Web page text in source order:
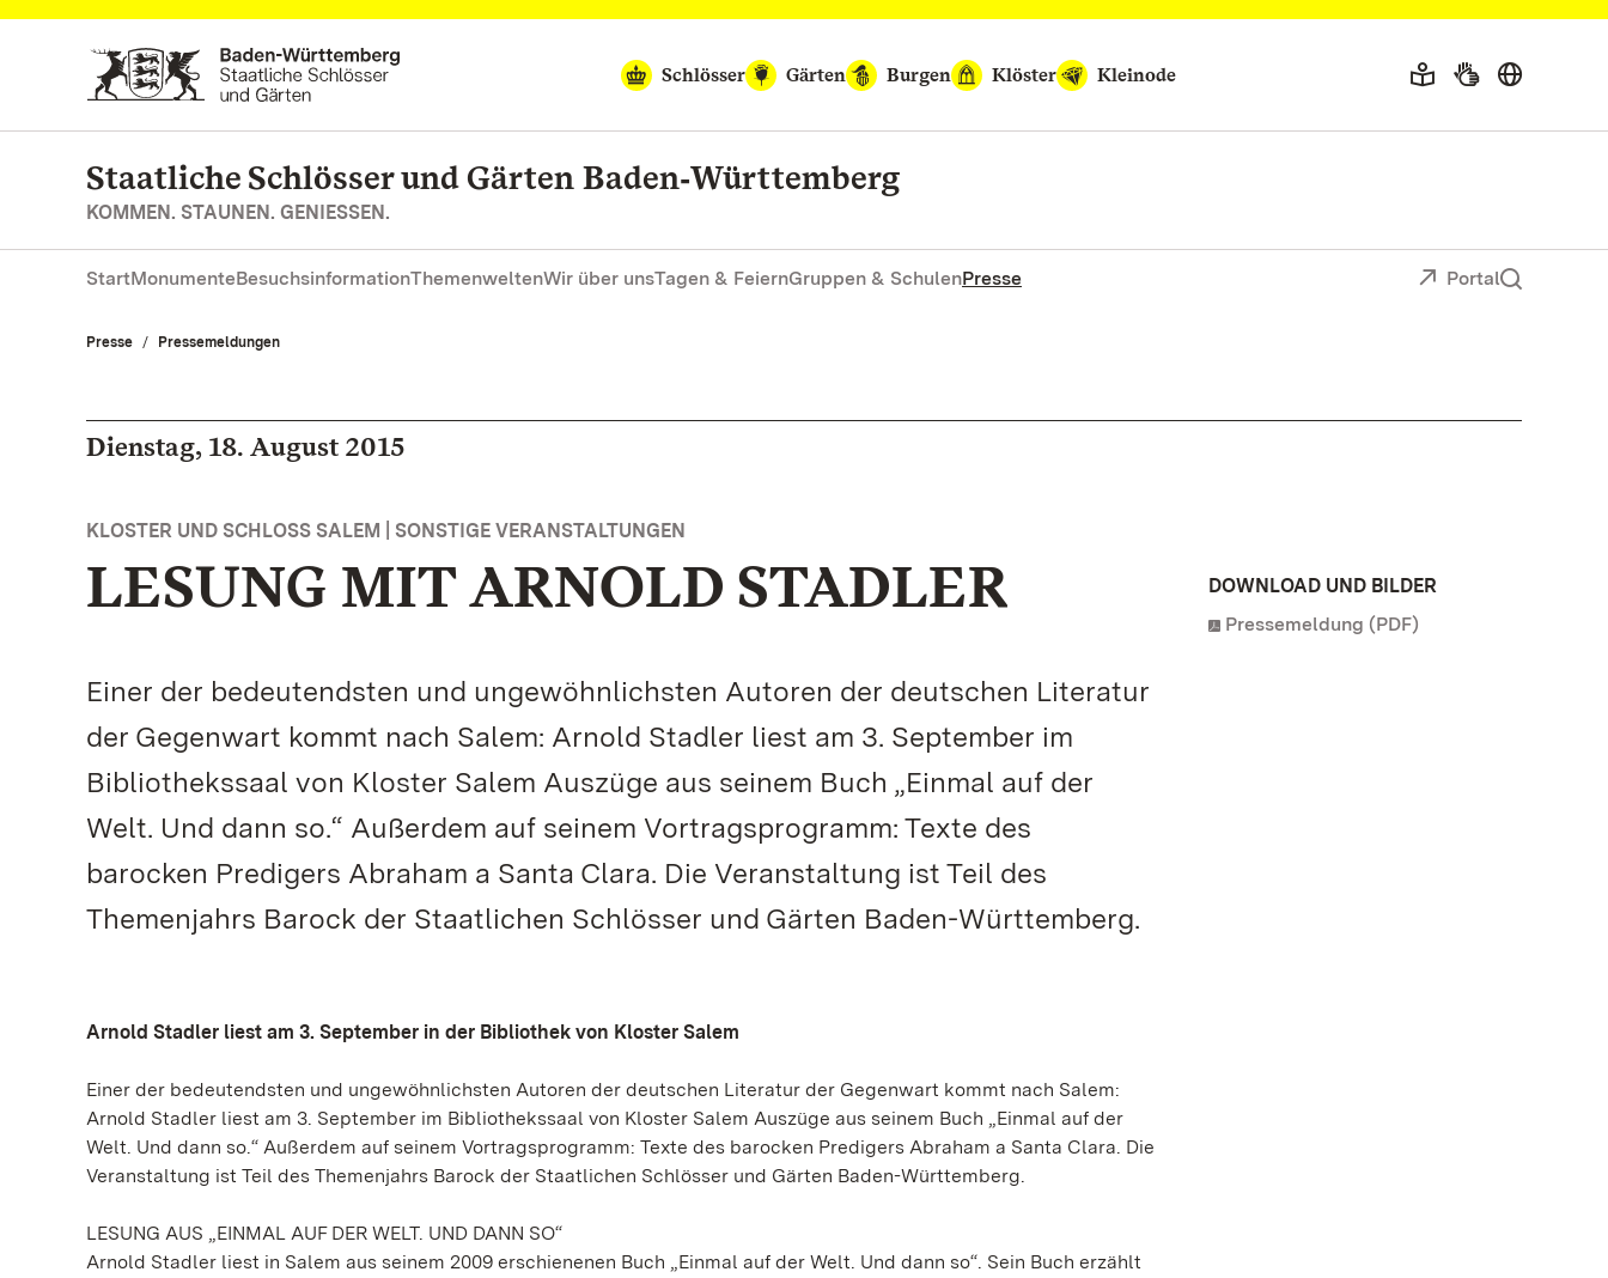
Zum Hauptinhalt springen
Schlösser
Gärten Burgen Klöster Kleinode
Staatliche Schlösser und Gärten Baden‑Württemberg
KOMMEN. STAUNEN. GENIESSEN.
StartMonumenteBesuchsinformationThemenweltenWir über unsTagen & FeiernGruppen & SchulenPresse Portal
Presse Pressemeldungen
Dienstag, 18. August 2015
KLOSTER UND SCHLOSS SALEM | SONSTIGE VERANSTALTUNGEN
LESUNG MIT ARNOLD STADLER
Einer der bedeutendsten und ungewöhnlichsten Autoren der deutschen Literatur
der Gegenwart kommt nach Salem: Arnold Stadler liest am 3. September im
Bibliothekssaal von Kloster Salem Auszüge aus seinem Buch „Einmal auf der
Welt. Und dann so.“ Außerdem auf seinem Vortragsprogramm: Texte des
barocken Predigers Abraham a Santa Clara. Die Veranstaltung ist Teil des
Themenjahrs Barock der Staatlichen Schlösser und Gärten Baden-Württemberg.
Arnold Stadler liest am 3. September in der Bibliothek von Kloster Salem
Einer der bedeutendsten und ungewöhnlichsten Autoren der deutschen Literatur der Gegenwart kommt nach Salem:
Arnold Stadler liest am 3. September im Bibliothekssaal von Kloster Salem Auszüge aus seinem Buch „Einmal auf der
Welt. Und dann so.“ Außerdem auf seinem Vortragsprogramm: Texte des barocken Predigers Abraham a Santa Clara. Die
Veranstaltung ist Teil des Themenjahrs Barock der Staatlichen Schlösser und Gärten Baden-Württemberg.
LESUNG AUS „EINMAL AUF DER WELT. UND DANN SO“
Arnold Stadler liest in Salem aus seinem 2009 erschienenen Buch „Einmal auf der Welt. Und dann so“. Sein Buch erzählt
DOWNLOAD UND BILDER
Pressemeldung (PDF)